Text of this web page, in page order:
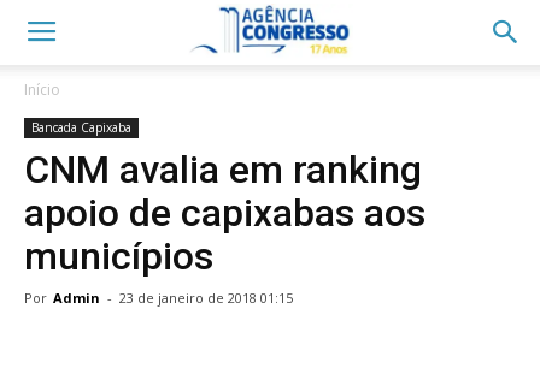
Início
Bancada Capixaba
CNM avalia em ranking
apoio de capixabas aos
municípios
Por Admin - 23 de janeiro de 2018 01:15